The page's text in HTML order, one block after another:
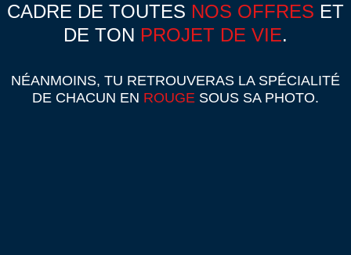
CADRE DE TOUTES NOS OFFRES ET
DE TON PROJET DE VIE.
NÉANMOINS, TU RETROUVERAS LA SPÉCIALITÉ
DE CHACUN EN ROUGE SOUS SA PHOTO.